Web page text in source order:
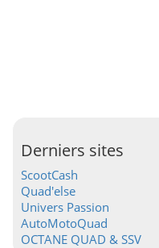
Derniers sites
ScootCash
Quad'else
Univers Passion
AutoMotoQuad
OCTANE QUAD & SSV